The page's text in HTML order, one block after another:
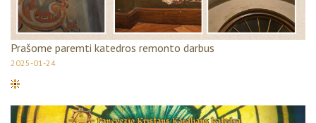
Prašome paremti katedros remonto darbus
2025-01-24